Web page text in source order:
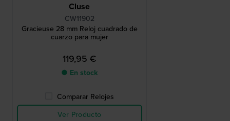
Cluse
CW11902
Gracieuse 28 mm Reloj cuadrado de
cuarzo para mujer
119,95 €
● En stock
Comparar Relojes
Ver Producto